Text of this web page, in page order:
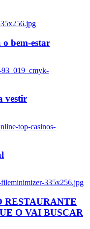
o bem-estar
93_019_cmyk-
vestir
top-casinos-
335x256.jpg
RESTAURANTE
O VAI BUSCAR